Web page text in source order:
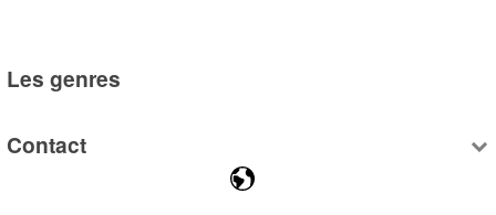
Les genres
Contact